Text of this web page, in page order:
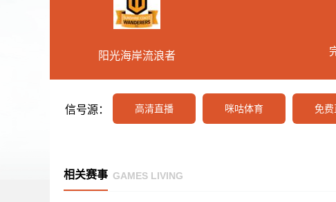
阳光海岸流浪者
信号源： 高清直播 咪咕体育 免费
相关赛事 GAMES LIVING